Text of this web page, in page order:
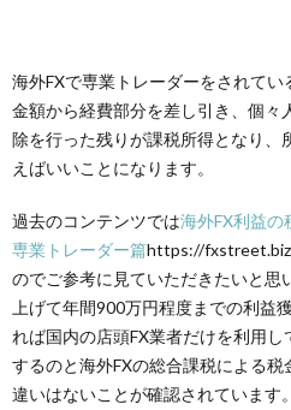
海外FXで専業トレーダーをされて
金額から経費部分を差し引き、個々
除を行った残りが課税所得となり、
えばいいことになります。
過去のコンテンツでは海外FX利益
専業トレーダー篇https://
のでご参考に見ていただきたいと思
上げて年間900万円程度までの利益
れば国内の店頭FX業者だけを利用
するのと海外FXの総合課税による
違いはないことが確認されています